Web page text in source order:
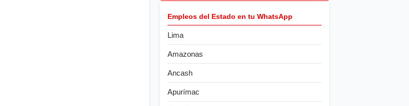
Empleos del Estado en tu WhatsApp
Lima
Amazonas
Ancash
Apurímac